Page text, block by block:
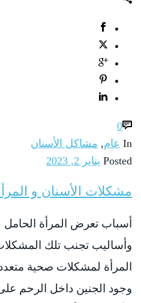
0
In عام, مشاكل الأسنان
Posted يناير 2, 2023
مشكلات الأسنان و
أسباب تعرض المرأة
وأساليب تجنب تلك
المرأة لمشكلات صحية
وجود الجنين داخل الرحم